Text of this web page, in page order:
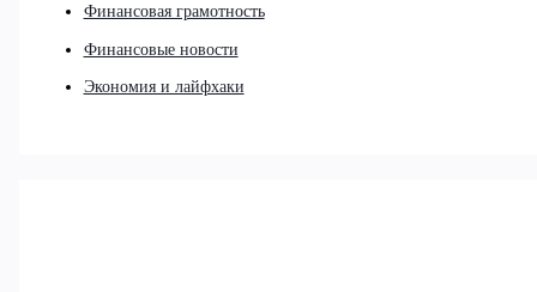
Финансовая грамотность
Финансовые новости
Экономия и лайфхаки